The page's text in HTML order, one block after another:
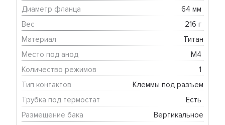
Диаметр фланца
64 мм
Вес
216 г
Материал
Титан
Место под анод
М4
Количество режимов
1
Тип контактов
Клеммы под разъем
Трубка под термостат
Есть
Размещение бака
Вертикальное